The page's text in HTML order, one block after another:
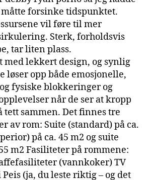
måtte forsinke tidspunktet.
vil føre til mer
Sterk, forholdsvis
tar liten plass.
med lekkert design, og synlig
løser opp både emosjonelle,
fysiske blokkeringer og
når de ser at kropp
tett sammen. Det finnes tre
av rom: Suite (standard) på ca.
på ca. 45 m2 og suite
m2 Fasiliteter på rommene:
(vannkoker) TV
(ja, du leste riktig – og det